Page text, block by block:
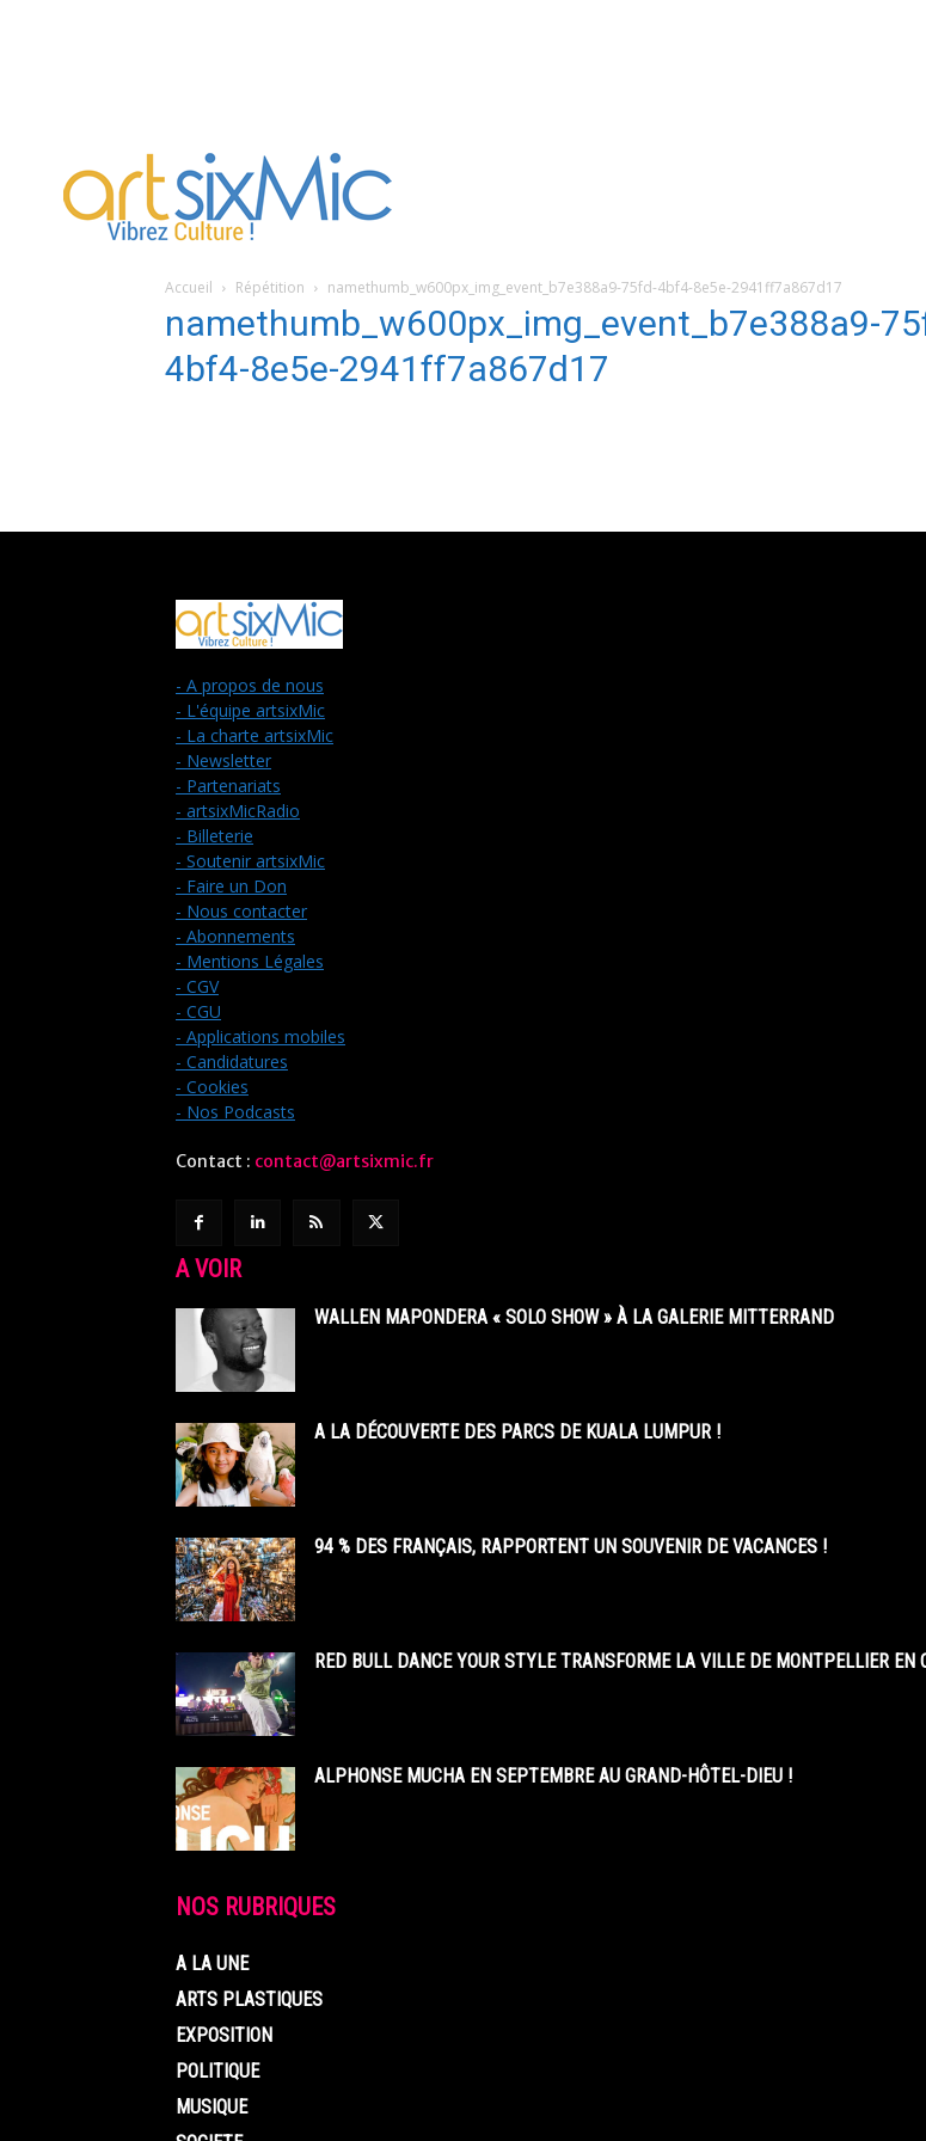
artsixMic
Accueil Répétition namethumb_w600px_img_event_b7e388a9-75fd-4bf4-8e5e-2941ff7a867d17
namethumb_w600px_img_event_b7e388a9-
4bf4-8e5e-2941ff7a867d17
- A propos de nous
- L'équipe artsixMic
- La charte artsixMic
- Newsletter
- Partenariats
- artsixMicRadio
- Billeterie
- Soutenir artsixMic
- Faire un Don
- Nous contacter
- Abonnements
- Mentions Légales
- CGV
- CGU
- Applications mobiles
- Candidatures
- Cookies
- Nos Podcasts
Contact : contact@artsixmic.fr
A VOIR
WALLEN MAPONDERA « SOLO SHOW » À LA GALERIE MITTERRAND
A LA DÉCOUVERTE DES PARCS DE KUALA LUMPUR !
94 % DES FRANÇAIS, RAPPORTENT UN SOUVENIR DE VACANCES !
RED BULL DANCE YOUR STYLE TRANSFORME LA VILLE DE MONTPELLIER
ALPHONSE MUCHA EN SEPTEMBRE AU GRAND-HÔTEL-DIEU !
NOS RUBRIQUES
A LA UNE
ARTS PLASTIQUES
EXPOSITION
POLITIQUE
MUSIQUE